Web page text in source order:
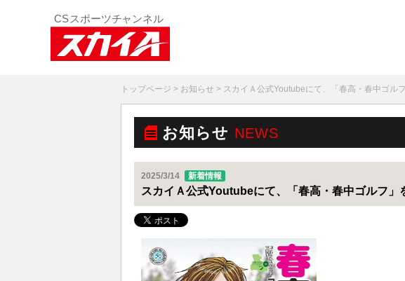
トップページ > お知らせ > スカイＡ公式Youtubeにて、「春高・春中ゴル
お知らせ NEWS
2025/3/14 新着情報
スカイＡ公式Youtubeにて、「春高・春中ゴルフ」